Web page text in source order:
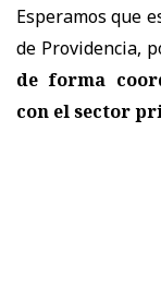
Esperamos que
de Providencia,
de forma
con el sector